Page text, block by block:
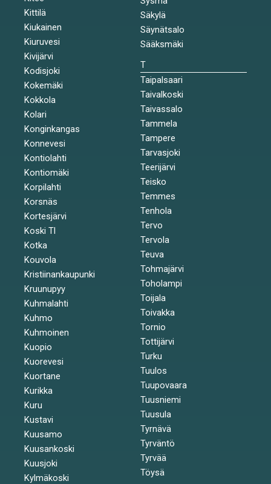
Kittilä
Kiukainen
Kiuruvesi
Kivijärvi
Kodisjoki
Kokemäki
Kokkola
Kolari
Konginkangas
Konnevesi
Kontiolahti
Kontiomäki
Korpilahti
Korsnäs
Kortesjärvi
Koski Tl
Kotka
Kouvola
Kristiinankaupunki
Kruunupyy
Kuhmalahti
Kuhmo
Kuhmoinen
Kuopio
Kuorevesi
Kuortane
Kurikka
Kuru
Kustavi
Kuusamo
Kuusankoski
Kuusjoki
Kylmäkoski
Säkylä
Säynätsalo
Sääksmäki
T
Taipalsaari
Taivalkoski
Taivassalo
Tammela
Tampere
Tarvasjoki
Teerijärvi
Teisko
Temmes
Tenhola
Tervo
Tervola
Teuva
Tohmajärvi
Toholampi
Toijala
Toivakka
Tornio
Tottijärvi
Turku
Tuulos
Tuupovaara
Tuusniemi
Tuusula
Tyrnävä
Tyrväntö
Tyrvää
Töysä